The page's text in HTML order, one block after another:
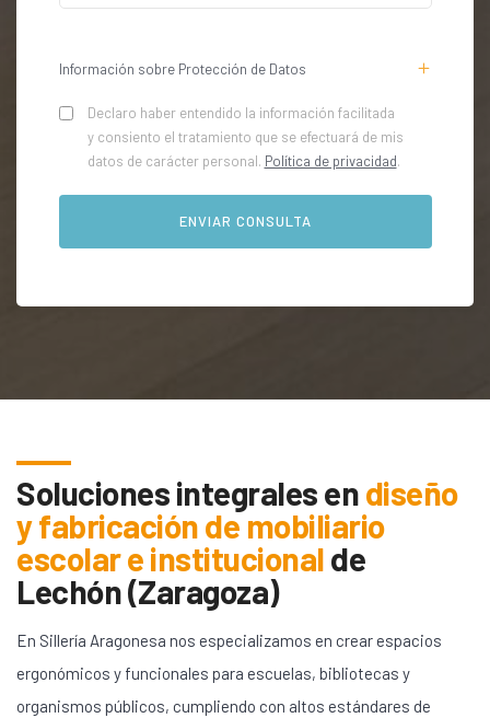
Información sobre Protección de Datos
Declaro haber entendido la información facilitada
y consiento el tratamiento que se efectuará de mis
datos de carácter personal. Política de privacidad.
Soluciones integrales endiseño
y fabricación de mobiliario
escolar e institucionalde
Lechón (Zaragoza)
En Sillería Aragonesa nos especializamos en crear espacios
ergonómicos y funcionales para escuelas, bibliotecas y
organismos públicos, cumpliendo con altos estándares de